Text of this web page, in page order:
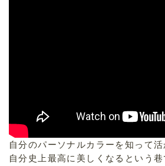
自分のパーソナルカラーを知って活
自分史上最高に美しくなるという